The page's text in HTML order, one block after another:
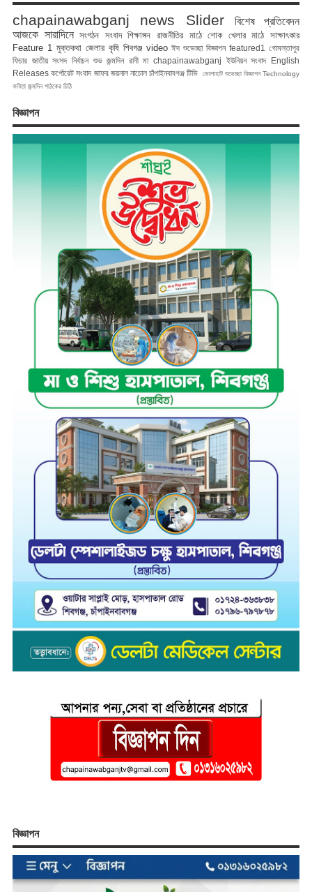
chapainawabganj news Slider
বিশেষ প্রতিবেদন
আজকে সারাদিনে সংগঠন সংবাদ শিক্ষাঙ্গন রাজনীতির মাঠে শোক খেলার মাঠে
সাক্ষাৎকার
Feature 1 মুক্তকথা জেলার কৃষি শিবগঞ্জ video ঈদ শুভেচ্ছা বিজ্ঞাপন featured1
গোমস্তাপুর
ফিচার জাতীয় সংসদ নির্বাচন শুভ জন্মদিন রানী মা chapainawabganj ইউনিয়ন সংবাদ
English
Releases কর্পোরেট সংবাদ জাফর জয়নাল নাচোল চাঁপাইনবাবগঞ্জ টিভি ভোলাহাট শুভেচ্ছা বিজ্ঞাপন Technology
কবিতা জন্মদিন পাঠকের চিঠি
বিজ্ঞাপন
বিজ্ঞাপন